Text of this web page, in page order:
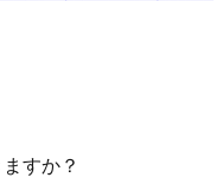
すか？